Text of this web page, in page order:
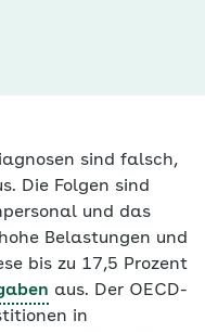
sind falsch,
Die Folgen sind
und das
Belastungen und
bis zu 17,5 Prozent
aus. Der OECD-
in